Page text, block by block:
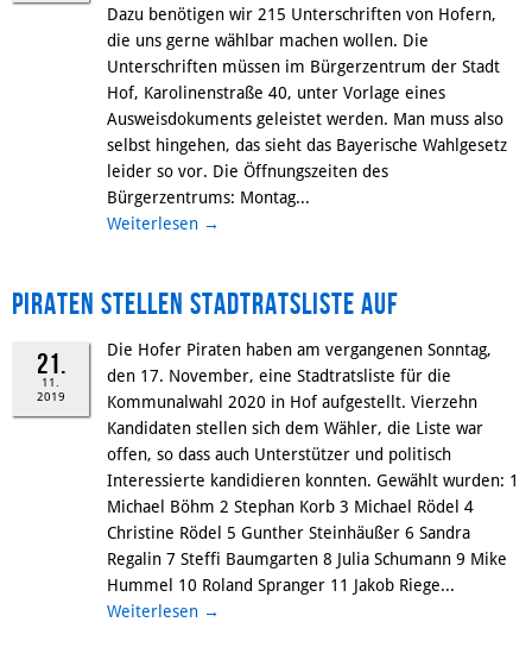
Dazu benötigen wir 215 Unterschriften von Hofern,
die uns gerne wählbar machen wollen. Die
Unterschriften müssen im Bürgerzentrum der Stadt
Hof, Karolinenstraße 40, unter Vorlage eines
Ausweisdokuments geleistet werden. Man muss also
selbst hingehen, das sieht das Bayerische Wahlgesetz
leider so vor. Die Öffnungszeiten des
Bürgerzentrums: Montag...
Weiterlesen →
Piraten stellen Stadtratsliste auf
21.
11.
2019
Die Hofer Piraten haben am vergangenen Sonntag,
den 17. November, eine Stadtratsliste für die
Kommunalwahl 2020 in Hof aufgestellt. Vierzehn
Kandidaten stellen sich dem Wähler, die Liste war
offen, so dass auch Unterstützer und politisch
Interessierte kandidieren konnten. Gewählt wurden: 1
Michael Böhm 2 Stephan Korb 3 Michael Rödel 4
Christine Rödel 5 Gunther Steinhäußer 6 Sandra
Regalin 7 Steffi Baumgarten 8 Julia Schumann 9 Mike
Hummel 10 Roland Spranger 11 Jakob Riege...
Weiterlesen →